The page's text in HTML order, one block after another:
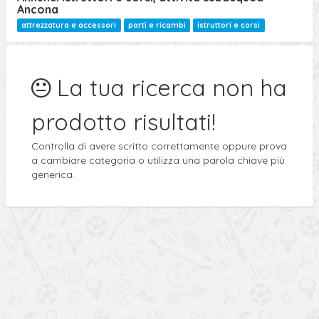
Ancona
attrezzatura e accessori parti e ricambi istruttori e corsi
La tua ricerca non ha
prodotto risultati!
Controlla di avere scritto correttamente oppure prova
a cambiare categoria o utilizza una parola chiave più
generica.